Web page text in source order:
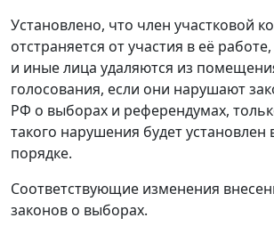
Установлено, что член участковой
отстраняется от участия в её
и иные лица удаляются из
голосования, если они нарушают
РФ о выборах и референдумах,
такого нарушения будет установлен
порядке.
Соответствующие изменения
законов о выборах.